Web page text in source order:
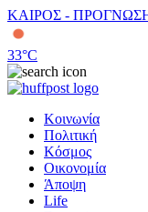
ΚΑΙΡΟΣ -
33°C
Κοινωνία
Πολιτική
Κόσμος
Οικονομία
Άποψη
Life